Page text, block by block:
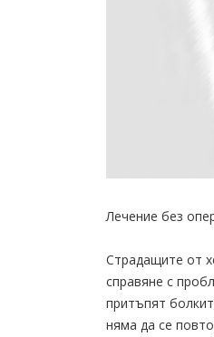
Лечение без
Страдащите от
справяне с
притъпят
няма да се